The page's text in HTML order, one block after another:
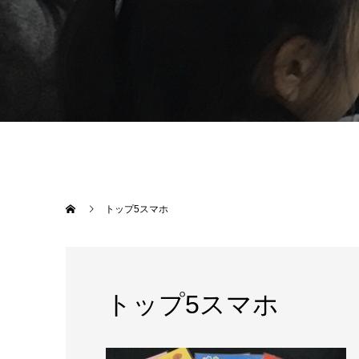
トップ5スマホ
トップ5スマホ